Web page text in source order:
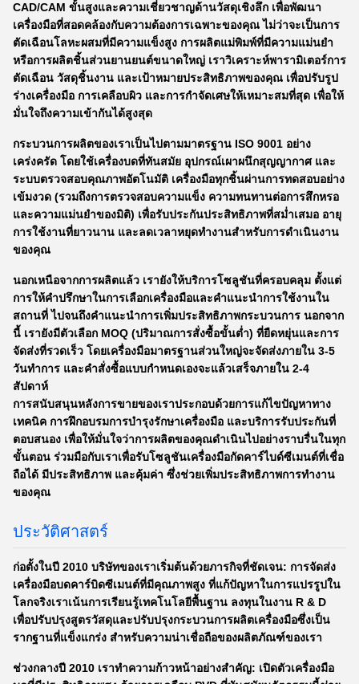
CAD/CAM ขั้นสูงและความเชี่ยวชาญด้านวัสดุเชิงลึก เพื่อพัฒนา
เครื่องมือที่สอดคล้องกับความต้องการเฉพาะของคุณ ไม่ว่าจะเป็นการ
ตัดเฉือนโลหะผสมที่มีความแข็งสูง การผลิตแม่พิมพ์ที่มีความแม่นยำ
หรือการผลิตชิ้นส่วนยานยนต์ขนาดใหญ่ เราวิเคราะห์พารามิเตอร์การ
ตัดเฉือน วัสดุชิ้นงาน และเป้าหมายประสิทธิภาพของคุณ เพื่อปรับรูป
ร่างเครื่องมือ การเคลือบผิว และการกำจัดเศษให้เหมาะสมที่สุด เพื่อให้
มั่นใจถึงความเข้ากันได้สูงสุด​
กระบวนการผลิตของเราเป็นไปตามมาตรฐาน ISO 9001 อย่าง
เคร่งครัด โดยใช้เครื่องบดที่ทันสมัย อุปกรณ์เผาผนึกสุญญากาศ และ
ระบบตรวจสอบคุณภาพอัตโนมัติ เครื่องมือทุกชิ้นผ่านการทดสอบอย่าง
เข้มงวด (รวมถึงการตรวจสอบความแข็ง ความทนทานต่อการสึกหรอ
และความแม่นยำของมิติ) เพื่อรับประกันประสิทธิภาพที่สม่ำเสมอ อายุ
การใช้งานที่ยาวนาน และลดเวลาหยุดทำงานสำหรับการดำเนินงาน
ของคุณ​
นอกเหนือจากการผลิตแล้ว เรายังให้บริการโซลูชันที่ครอบคลุม ตั้งแต่
การให้คำปรึกษาในการเลือกเครื่องมือและคำแนะนำการใช้งานใน
สถานที่ ไปจนถึงคำแนะนำการเพิ่มประสิทธิภาพกระบวนการ นอกจาก
นี้ เรายังมีตัวเลือก MOQ (ปริมาณการสั่งซื้อขั้นต่ำ) ที่ยืดหยุ่นและการ
จัดส่งที่รวดเร็ว โดยเครื่องมือมาตรฐานส่วนใหญ่จะจัดส่งภายใน 3-5
วันทำการ และคำสั่งซื้อแบบกำหนดเองจะแล้วเสร็จภายใน 2-4
สัปดาห์​
การสนับสนุนหลังการขายของเราประกอบด้วยการแก้ไขปัญหาทาง
เทคนิค การฝึกอบรมการบำรุงรักษาเครื่องมือ และบริการรับประกันที่
ตอบสนอง เพื่อให้มั่นใจว่าการผลิตของคุณดำเนินไปอย่างราบรื่นในทุก
ขั้นตอน ร่วมมือกับเราเพื่อรับโซลูชันเครื่องมือกัดคาร์ไบด์ซีเมนต์ที่เชื่อ
ถือได้ มีประสิทธิภาพ และคุ้มค่า ซึ่งช่วยเพิ่มประสิทธิภาพการทำงาน
ของคุณ
ประวัติศาสตร์
ก่อตั้งในปี 2010 บริษัทของเราเริ่มต้นด้วยภารกิจที่ชัดเจน: การจัดส่ง
เครื่องมือบดคาร์บิดซีเมนต์ที่มีคุณภาพสูง ที่แก้ปัญหาในการแปรรูปใน
โลกจริงเราเน้นการเรียนรู้เทคโนโลยีพื้นฐาน ลงทุนในงาน R & D
เพื่อปรับปรุงสูตรวัสดุและปรับปรุงกระบวนการผลิตเครื่องมือซึ่งเป็น
รากฐานที่แข็งแกร่ง สําหรับความน่าเชื่อถือของผลิตภัณฑ์ของเรา
ช่วงกลางปี 2010 เราทําความก้าวหน้าอย่างสําคัญ: เปิดตัวเครื่องมือ